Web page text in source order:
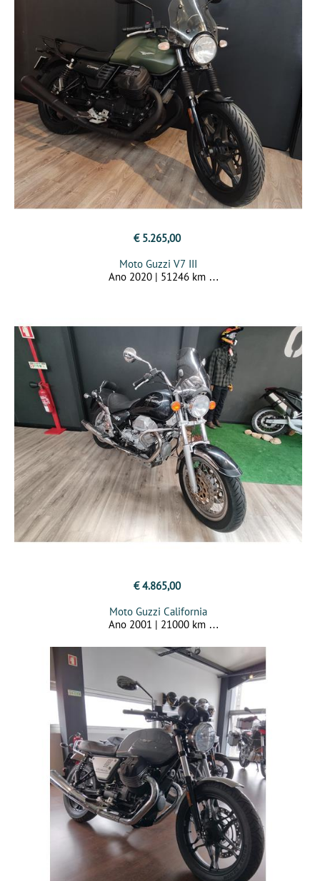
€ 5.265,00
Moto Guzzi V7 III
Ano 2020 | 51246 km
€ 4.865,00
Moto Guzzi California
Ano 2001 | 21000 km